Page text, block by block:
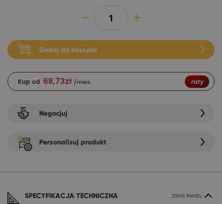
Dodaj do koszyka
Kup od 68,73zł /mies. raty
Negocjuj
Personalizuj produkt
SPECYFIKACJA TECHNICZNA ZWIŃ PANEL